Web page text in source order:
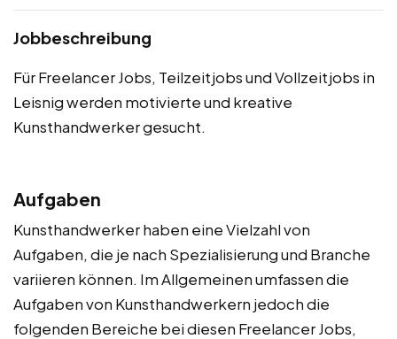
Jobbeschreibung
Für Freelancer Jobs, Teilzeitjobs und Vollzeitjobs in
Leisnig werden motivierte und kreative
Kunsthandwerker gesucht.
Aufgaben
Kunsthandwerker haben eine Vielzahl von
Aufgaben, die je nach Spezialisierung und Branche
variieren können. Im Allgemeinen umfassen die
Aufgaben von Kunsthandwerkern jedoch die
folgenden Bereiche bei diesen Freelancer Jobs,